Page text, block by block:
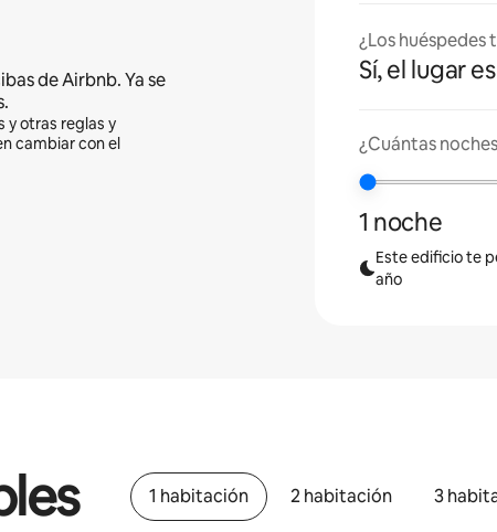
de Airbnb. Ya se
y otras reglas y
cambiar con el
¿Los huéspedes
Sí, el lugar
¿Cuántas
1 noche
Este edificio te
año
1 habitación 2 habitación 3